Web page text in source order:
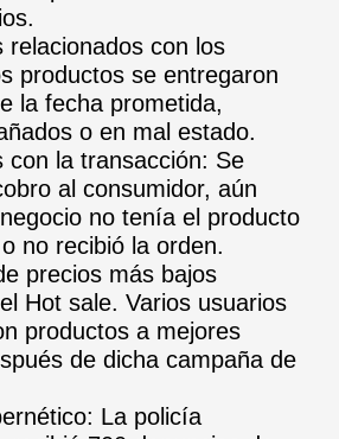
relacionados con los
productos se entregaron
la fecha prometida,
o en mal estado.
con la transacción: Se
al consumidor, aún
no tenía el producto
no recibió la orden.
precios más bajos
Hot sale. Varios usuarios
productos a mejores
de dicha campaña de
La policía